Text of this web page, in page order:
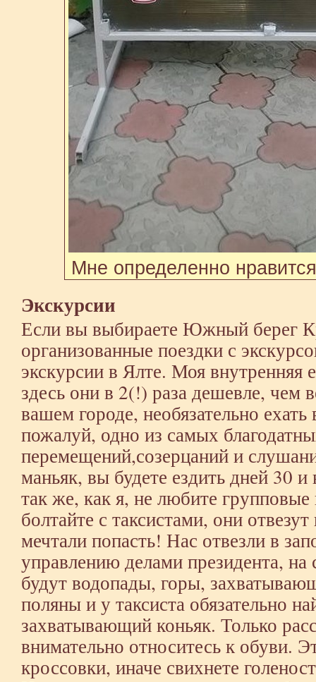
Мне определенно
Экскурсии
Если вы выбираете Южный
организованные поездки с
экскурсии в Ялте. Моя внутренняя
здесь они в 2(!) раза дешевле, чем
вашем городе, необязательно
пожалуй, одно из самых
перемещений,созерцаний и
маньяк, вы будете ездить дней 30
так же, как я, не любите
болтайте с таксистами, они
мечтали попасть! Нас отвезли в
управлению делами президента,
будут водопады, горы,
поляны и у таксиста обязательно
захватывающий коньяк. Только
внимательно относитесь к обуви.
кроссовки, иначе свихнете